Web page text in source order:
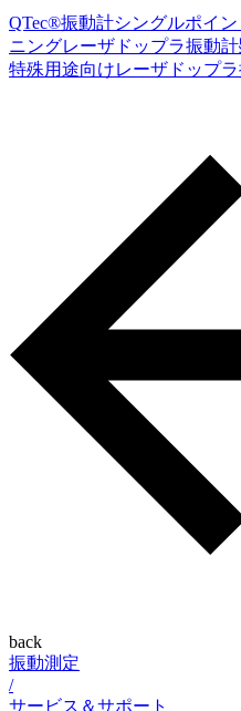
QTec®振動計シングルポイ
ニングレーザドップラ振動計
特殊用途向けレーザドップ
back
振動測定
/
サービス＆サポート